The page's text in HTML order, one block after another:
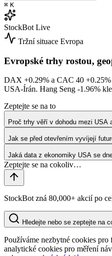
⌘ K
StockBot Live
Tržní situace Evropa
Evropské trhy rostou,
DAX +0.29% a CAC 40 +0.25%
USA-Írán. Hang Seng -1.96%
Zeptejte se na to
Proč trhy věří v dohodu mezi USA
Jak se před otevřením vyvíjejí
Jaká data z ekonomiky USA se
StockBot zná 80,000+ akcií po
Hledejte nebo se zeptejte na
Používáme nezbytné cookies
analytické cookies pro měření